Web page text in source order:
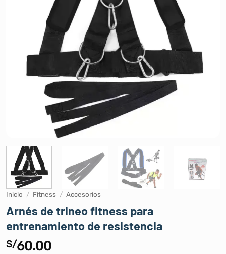
Inicio / Fitness / Accesorios
Arnés de trineo fitness para
entrenamiento de resistencia
S/60.00